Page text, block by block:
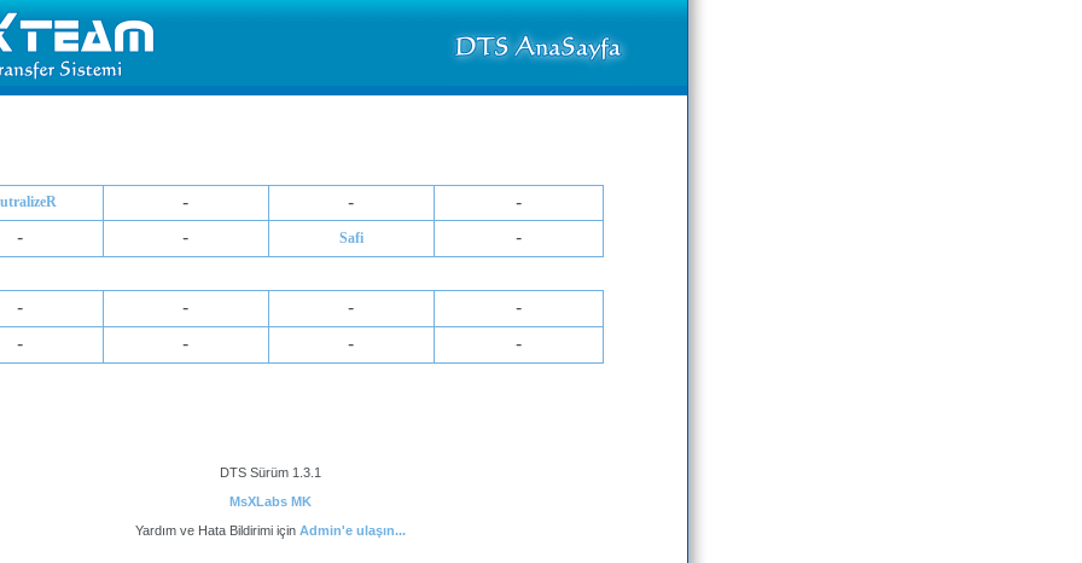
- -
-
-
- Safi -
- - -
-
-
- - -
DTS Sürüm 1.3.1
MsXLabs MK
Yardım ve Hata Bildirimi için Admin'e ulaşın...